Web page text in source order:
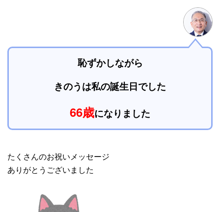
恥ずかしながら
きのうは私の誕生日でした
66歳になりました
たくさんのお祝いメッセージ
ありがとうございました